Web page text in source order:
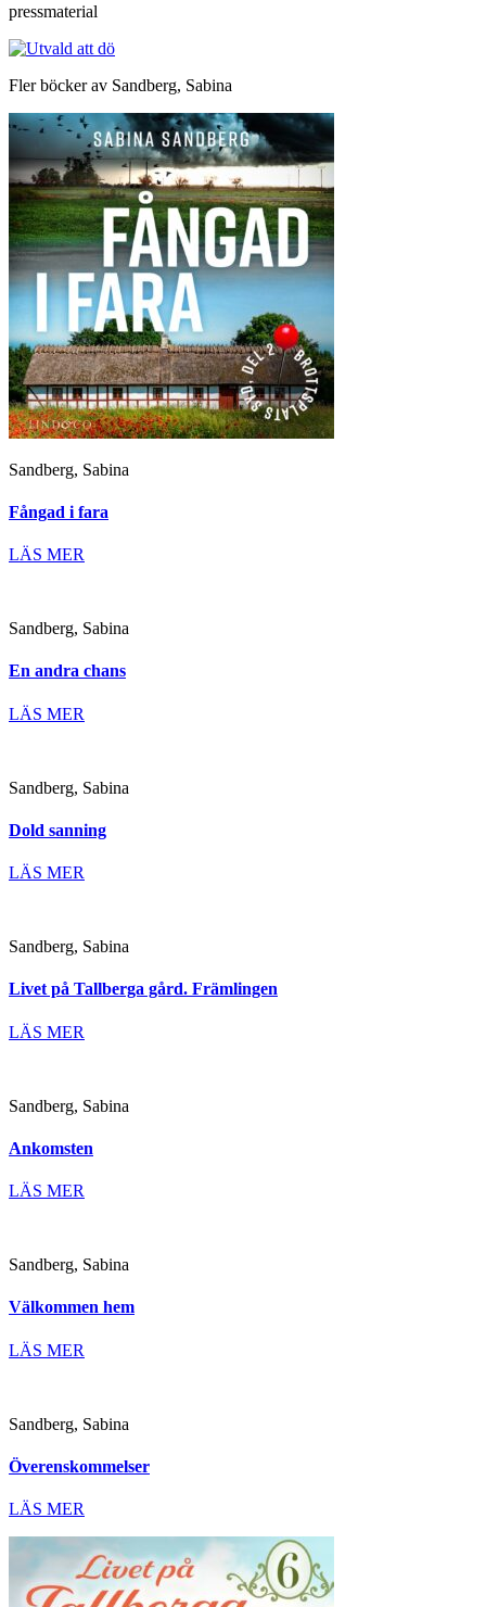
pressmaterial
Fler böcker av Sandberg, Sabina
Sandberg, Sabina
Fångad i fara
LÄS MER
Sandberg, Sabina
En andra chans
LÄS MER
Sandberg, Sabina
Dold sanning
LÄS MER
Sandberg, Sabina
Livet på Tallberga gård. Främlingen
LÄS MER
Sandberg, Sabina
Ankomsten
LÄS MER
Sandberg, Sabina
Välkommen hem
LÄS MER
Sandberg, Sabina
Överenskommelser
LÄS MER